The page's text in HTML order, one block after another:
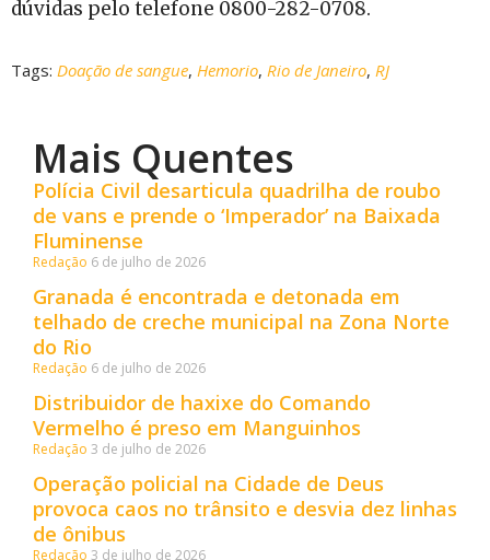
dúvidas pelo telefone 0800-282-0708.
Tags: Doação de sangue, Hemorio, Rio de Janeiro, RJ
Mais Quentes
Polícia Civil desarticula quadrilha de roubo
de vans e prende o ‘Imperador’ na Baixada
Fluminense
Redação 6 de julho de 2026
Granada é encontrada e detonada em
telhado de creche municipal na Zona Norte
do Rio
Redação 6 de julho de 2026
Distribuidor de haxixe do Comando
Vermelho é preso em Manguinhos
Redação 3 de julho de 2026
Operação policial na Cidade de Deus
provoca caos no trânsito e desvia dez linhas
de ônibus
Redação 3 de julho de 2026